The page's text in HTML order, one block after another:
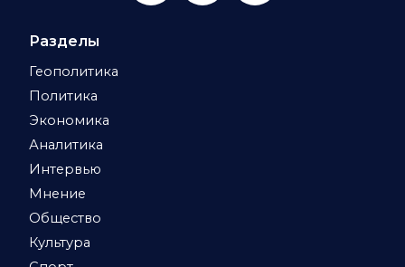
Разделы
Геополитика
Политика
Экономика
Аналитика
Интервью
Мнение
Общество
Культура